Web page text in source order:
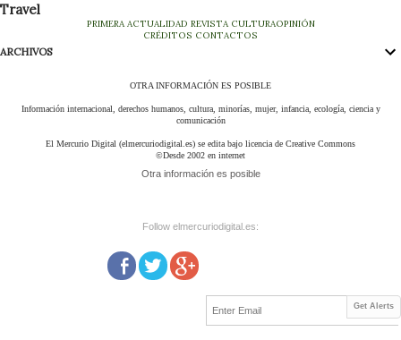
Travel
PRIMERA ACTUALIDAD REVISTA CULTURAOPINIÓN
CRÉDITOS CONTACTOS
ARCHIVOS
OTRA INFORMACIÓN ES POSIBLE
Información internacional, derechos humanos, cultura, minorías, mujer, infancia, ecología, ciencia y
comunicación
El Mercurio Digital (elmercuriodigital.es) se edita bajo licencia de Creative Commons
©Desde 2002 en internet
Otra información es posible
Follow elmercuriodigital.es:
Get Alerts